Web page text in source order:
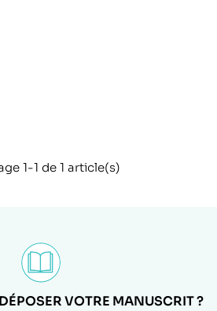
1-1 de 1 article(s)
VOTRE MANUSCRIT ?